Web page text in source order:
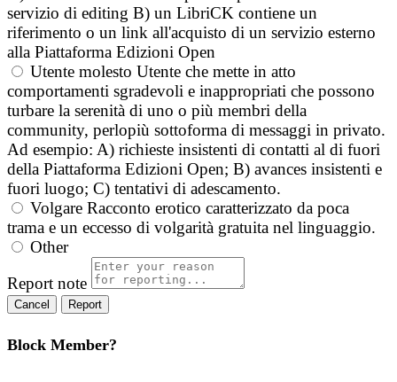
servizio di editing B) un LibriCK contiene un
riferimento o un link all'acquisto di un servizio esterno
alla Piattaforma Edizioni Open
Utente molesto Utente che mette in atto
comportamenti sgradevoli e inappropriati che possono
turbare la serenità di uno o più membri della
community, perlopiù sottoforma di messaggi in privato.
Ad esempio: A) richieste insistenti di contatti al di fuori
della Piattaforma Edizioni Open; B) avances insistenti e
fuori luogo; C) tentativi di adescamento.
Volgare Racconto erotico caratterizzato da poca
trama e un eccesso di volgarità gratuita nel linguaggio.
Other
Report note
Report
Block Member?